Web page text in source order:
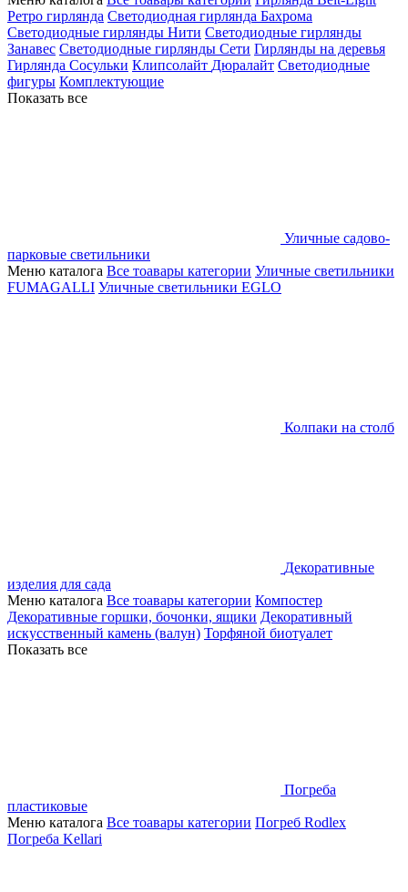
Ретро гирлянда Светодиодная гирлянда Бахрома
Светодиодные гирлянды Нити Светодиодные гирлянды
Занавес Светодиодные гирлянды Сети Гирлянды на деревья
Гирлянда Сосульки Клипсолайт Дюралайт Светодиодные
фигуры Комплектующие
Показать все
Уличные садово-
парковые светильники
Меню каталога Все тоавары категории Уличные светильники
FUMAGALLI Уличные светильники EGLO
Колпаки на столб
Декоративные
изделия для сада
Меню каталога Все тоавары категории Компостер
Декоративные горшки, бочонки, ящики Декоративный
искусственный камень (валун) Торфяной биотуалет
Показать все
Погреба
пластиковые
Меню каталога Все тоавары категории Погреб Rodlex
Погреба Kellari